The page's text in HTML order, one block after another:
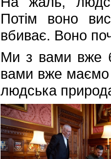
Потім воно
вбиває. Воно
Ми з вами вже
вами вже маємо
людська